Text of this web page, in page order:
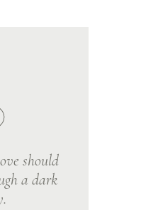
should
a dark